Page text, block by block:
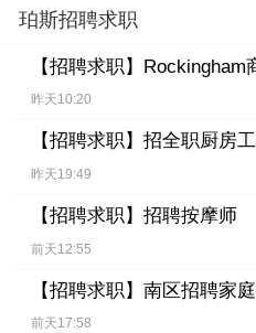
珀斯招聘求职
【招聘求职】 Rockingham
昨天10:20
【招聘求职】 招全职厨房
昨天19:49
【招聘求职】 招聘按摩师
前天12:55
【招聘求职】 南区招聘家
前天17:58